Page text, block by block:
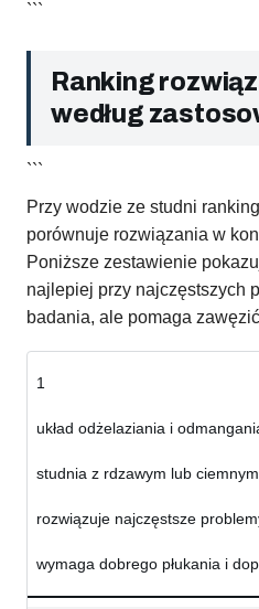
```
Ranking
według
```
Przy wodzie ze studni
porównuje rozwiązania w
Poniższe zestawienie
najlepiej przy najczęstszych
badania, ale pomaga
1
układ odżelaziania i
studnia z rdzawym lub
rozwiązuje najczęstsze
wymaga dobrego płukania i